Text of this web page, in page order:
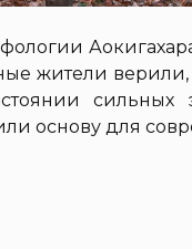
жители
сильных
основу для